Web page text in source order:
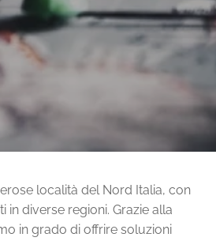
località del Nord Italia, con
in diverse regioni. Grazie alla
in grado di offrire soluzioni